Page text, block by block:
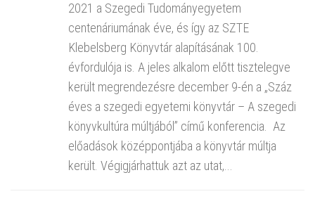
2021 a Szegedi Tudományegyetem
centenáriumának éve, és így az SZTE
Klebelsberg Könyvtár alapításának 100.
évfordulója is. A jeles alkalom előtt tisztelegve
került megrendezésre december 9-én a „Száz
éves a szegedi egyetemi könyvtár – A szegedi
könyvkultúra múltjából” című konferencia. Az
előadások középpontjába a könyvtár múltja
került. Végigjárhattuk azt az utat,...